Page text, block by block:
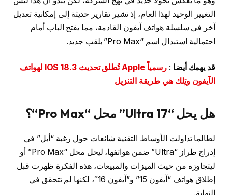
التغيير الوحيد لهذا العام، إذ تشير تقارير حديثة إلى إمكانية تعديل
آخر في سلسلة هواتف آيفون القادمة، مما يفتح الباب أمام
احتمالية استبدال اسم “Pro Max” بلقب جديد.
قد يهمك أيضا :
رسمياً Apple تُطلق تحديث IOS 18.3 لهواتف
الآيفون وتِلك هي طريقة التنزيل
هل يحل “17 Ultra ” محل “Pro Max“؟
لطالما تداولت الأوساط التقنية شائعات حول رغبة “أبل” في
إدراج طراز “Ultra” ضمن هواتفها، ليحل محل “Pro Max” أو
ليتجاوزه من حيث الميزات والمبيعات، هذه الفكرة ظهرت قبل
إطلاق هواتف “آيفون 15” و”آيفون 16″، لكنها لم تتحقق في
النهاية.